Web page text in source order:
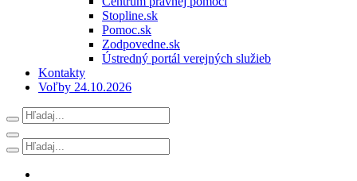
Stopline.sk
Pomoc.sk
Zodpovedne.sk
Ústredný portál verejných služieb
Kontakty
Voľby 24.10.2026